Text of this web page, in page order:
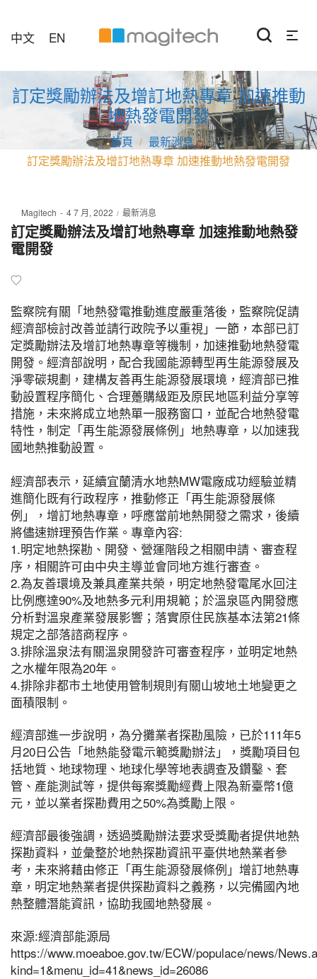
中文 EN
訂定獎勵辦法及增訂地熱專章 加速推動
地熱發電開發
/ 最新消息 /
訂定獎勵辦法及增訂地熱專章 加速推動地熱發電開發
Magitech
Posted
on
4 7 月, 2022
Posted
in
最新消息
訂定獎勵辦法及增訂地熱專章 加速推動地熱發
電開發
監察院有關「地熱發電推動進度嚴重落後，監察院促請
經濟部檢討改善並請行政院予以重視」一節，本部已訂
定獎勵辦法及增訂地熱專章等機制，加速推動地熱發電
開發。經濟部說明，配合我國能源轉型再生能源發展及
淨零碳規劃，建構友善再生能源發展環境，經濟部已推
動設置程序簡化、合理躉購級距及原民地區利益分享等
措施，未來將成立地熱單一服務窗口，並配合地熱發電
特性，制定「再生能源發展條例」地熱專章，以加速我
國地熱推動設置。
經濟部表示，延續宜蘭清水地熱MW電廠成功經驗並精
進簡化既有行政程序，推動修正「再生能源發展條
例」，增訂地熱專章，呼應當前地熱開發之需求，後續
將儘速辦理預告作業。專章內容:
1.明定地熱探勘、開發、營運階段之相關申請、審查程
序，相關許可由中央主導並會同地方進行審查。
2.為友善環境及兼具產業共榮，明定地熱發電尾水回注
比例應達90%及地熱多元利用規範；於溫泉區內開發應
分析對溫泉產業發展影響；落實原住民族基本法第21條
規定之部落諮商程序。
3.排除溫泉法有關溫泉開發許可審查程序，並明定地熱
之水權年限為20年。
4.排除非都市土地使用管制規則有關山坡地土地變更之
面積限制。
經濟部進一步說明，為分攤業者探勘風險，已於111年5
月20日公告「地熱能發電示範獎勵辦法」，獎勵項目包
括地質、地球物理、地球化學等地表調查及鑽鑿、套
管、產能測試等，提供每案獎勵經費上限為新臺幣1億
元，並以業者探勘費用之50%為獎勵上限。
經濟部最後強調，透過獎勵辦法要求受獎勵者提供地熱
探勘資料，並彙整於地熱探勘資訊平臺供地熱業者參
考，未來將藉由修正「再生能源發展條例」增訂地熱專
章，明定地熱業者提供探勘資料之義務，以完備國內地
熱整體潛能資訊，協助我國地熱發展。
來源:經濟部能源局
https://www.moeaboe.gov.tw/ECW/populace/news/
kind=1&menu_id=41&news_id=26086